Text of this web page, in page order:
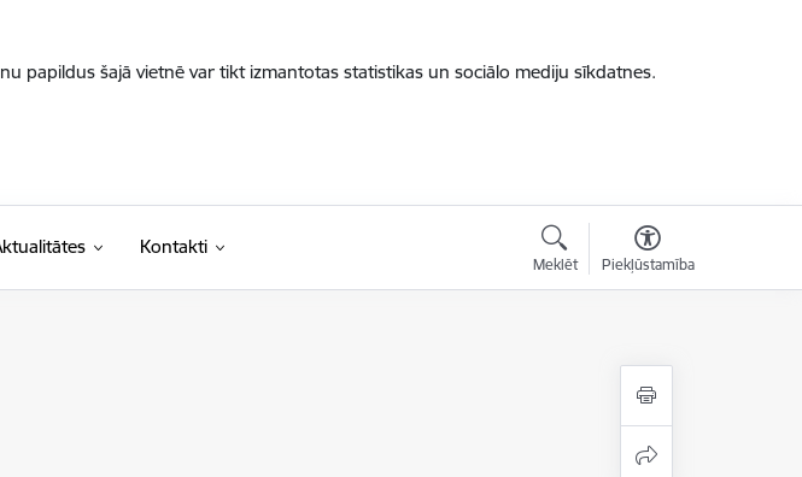
papildus šajā vietnē var tikt izmantotas statistikas un sociālo mediju sīkdatnes.
Kontakti
Meklēt Piekļūstamība